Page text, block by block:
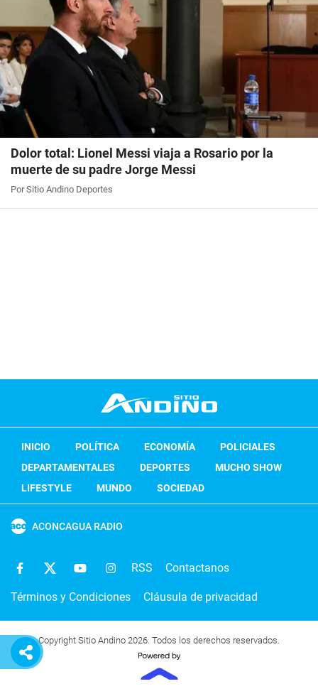
Dolor total: Lionel Messi viaja a Rosario por la
muerte de su padre Jorge Messi
Por Sitio Andino Deportes
INICIO POLÍTICA ECONOMÍA
POLICIALES
DEPARTAMENTALES
DEPORTES
MUCHO SHOW
LIFESTYLE
MUNDO SOCIEDAD
ACONCAGUA RADIO
RSS Contactanos
Términos y Condiciones Cláusula de privacidad
Copyright Sitio Andino 2026. Todos los derechos reservados.